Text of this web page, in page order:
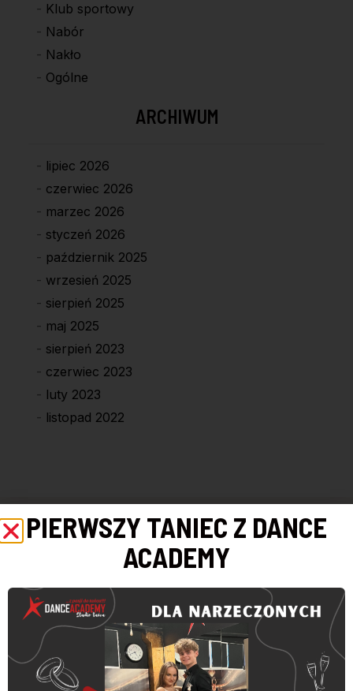
Klub sportowy
Nabór
Nakło
Ogólne
ARCHIWUM
lipiec 2026
czerwiec 2026
marzec 2026
styczeń 2026
październik 2025
wrzesień 2025
sierpień 2025
maj 2025
sierpień 2023
czerwiec 2023
luty 2023
listopad 2022
PIERWSZY TANIEC Z DANCE
ACADEMY